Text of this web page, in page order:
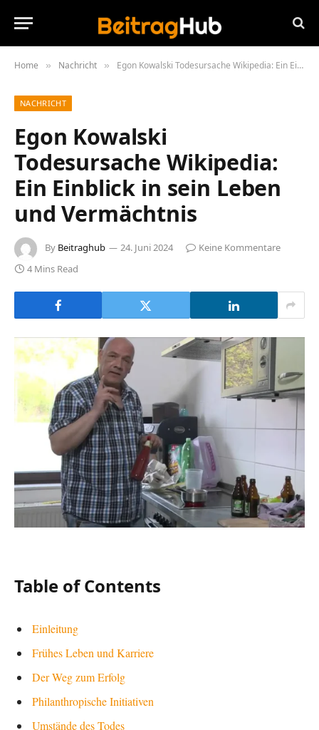
Home » Nachricht » Egon Kowalski Todesursache Wikipedia: Ein Einblick in sein Leben und Vermächtnis
NACHRICHT
Egon Kowalski
Todesursache Wikipedia:
Ein Einblick in sein Leben
und Vermächtnis
By Beitraghub 24. Juni 2024
Keine Kommentare
4 Mins Read
Table of Contents
Einleitung
Frühes Leben und Karriere
Der Weg zum Erfolg
Philanthropische Initiativen
Umstände des Todes